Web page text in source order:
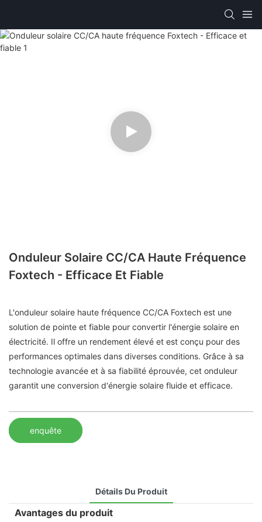
Onduleur Solaire CC/CA Haute Fréquence
Foxtech - Efficace Et Fiable
L'onduleur solaire haute fréquence CC/CA Foxtech est une
solution de pointe et fiable pour convertir l'énergie solaire en
électricité. Il offre un rendement élevé et est conçu pour des
performances optimales dans diverses conditions. Grâce à sa
technologie avancée et à sa fiabilité éprouvée, cet onduleur
garantit une conversion d'énergie solaire fluide et efficace.
enquête
Détails Du Produit
Avantages du produit